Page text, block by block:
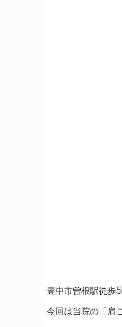
豊中市曽根駅徒歩
今回は当院の「肩